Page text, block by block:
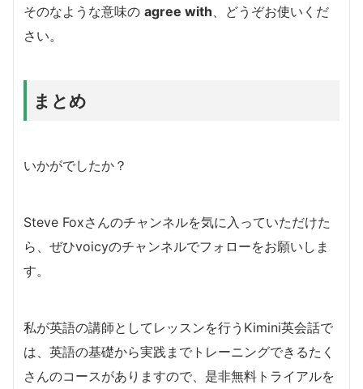
そのなような意味の agree with 、どうぞお使いくだ
さい。
まとめ
いかがでしたか？
Steve Foxさんのチャンネルを気に入っていただけた
ら、ぜひvoicyのチャンネルでフォローをお願いしま
す。
私が英語の講師としてレッスンを行うKimini英会話で
は、英語の基礎から実践までトレーニングできるたく
さんのコースがありますので、是非無料トライアルを